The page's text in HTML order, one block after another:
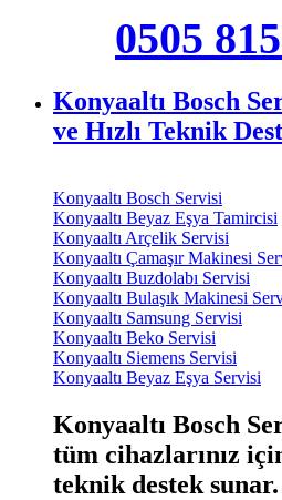
0505
Konyaaltı Bosch
ve Hızlı Teknik
Konyaaltı Bosch Servisi
Konyaaltı Beyaz Eşya Tamircisi
Konyaaltı Arçelik Servisi
Konyaaltı Çamaşır Makinesi
Konyaaltı Buzdolabı Servisi
Konyaaltı Bulaşık Makinesi
Konyaaltı Samsung Servisi
Konyaaltı Beko Servisi
Konyaaltı Siemens Servisi
Konyaaltı Beyaz Eşya Servisi
Konyaaltı Bosch
tüm cihazlarınız
teknik destek sunar.